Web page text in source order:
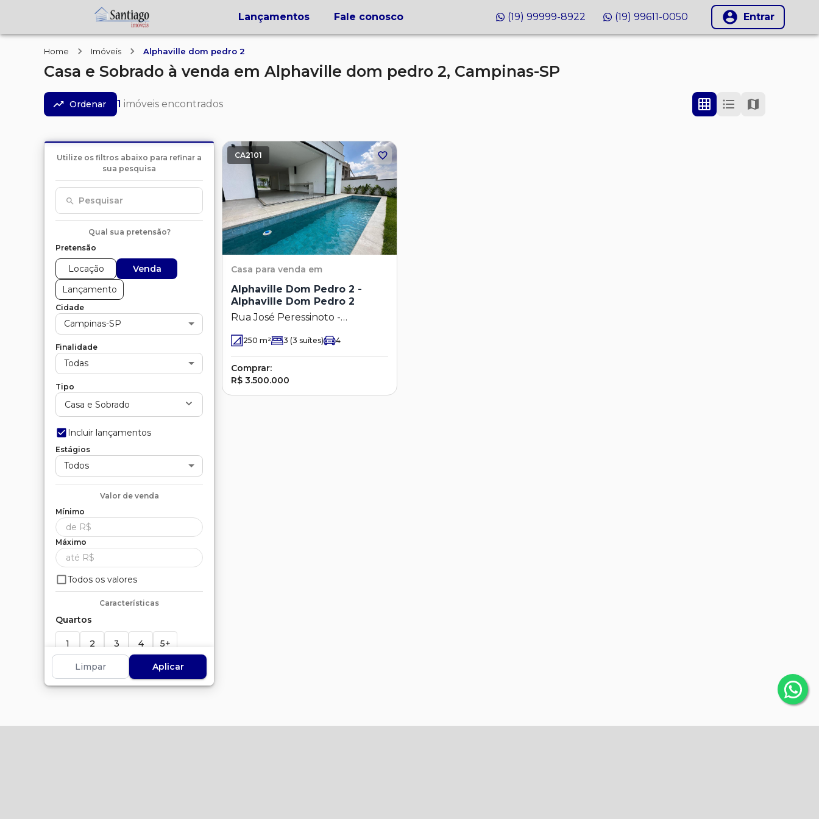
Lançamentos Fale conosco (19) 99999-8922 (19) 99611-0050 Entrar
Home Imóveis Alphaville dom pedro 2
Casa e Sobrado à venda em Alphaville dom pedro 2, Campinas-SP
Ordenar 1 imóveis encontrados
Utilize os filtros abaixo para refinar a
sua pesquisa
Pesquisar
Qual sua pretensão?
Pretensão
Locação
Venda
Lançamento
Cidade
Campinas-SP
Finalidade
Todas
Tipo
Casa e Sobrado
Incluir lançamentos
Estágios
Todos
Valor de venda
Mínimo
Máximo
Todos os valores
Características
Quartos
1 2 3 4 5+
Suítes
Banheiros
Limpar Aplicar
CA2101
Casa para venda em
Alphaville Dom Pedro 2 -
Alphaville Dom Pedro 2
Rua José Peressinoto -
Alphaville Dom Pedro 2
250 m² 3 (3 suítes) 4
Comprar:
R$ 3.500.000